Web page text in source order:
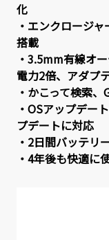
化
・エンクロージ
搭載
・3.5mm有線オ
電力2倍、アダプ
・かこって検索
・OSアップデー
プデートに対応
・2日間バッテリ
・4年後も快適に